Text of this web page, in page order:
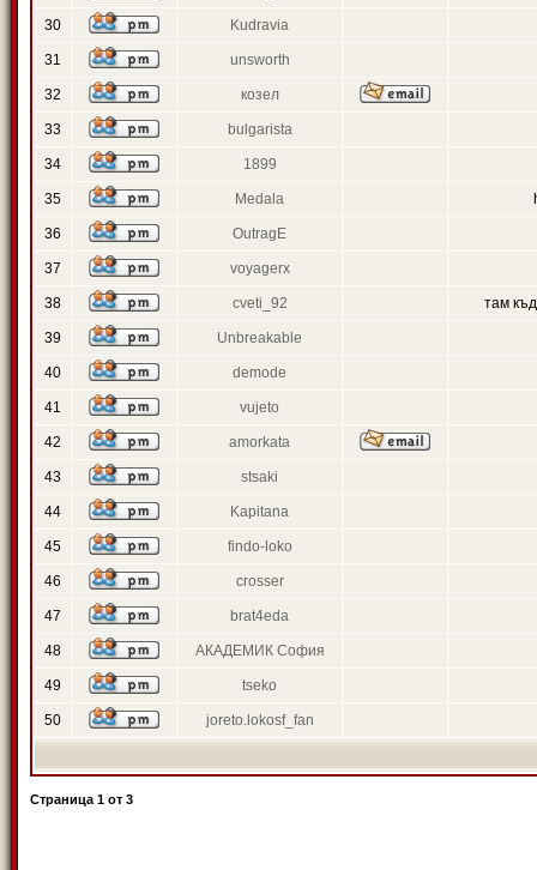
30 Kudravia
31 unsworth
32 козел
33 bulgarista
34 1899
35 Medala
36 OutragE
37 voyagerx
38 cveti_92 там
39 Unbreakable
40 demode
41 vujeto
42 amorkata
43 stsaki
44 Kapitana
45 findo-loko
46 crosser
47 brat4eda
48 АКАДЕМИК София
49 tseko
50 joreto.lokosf_fan
Страница 1 от 3